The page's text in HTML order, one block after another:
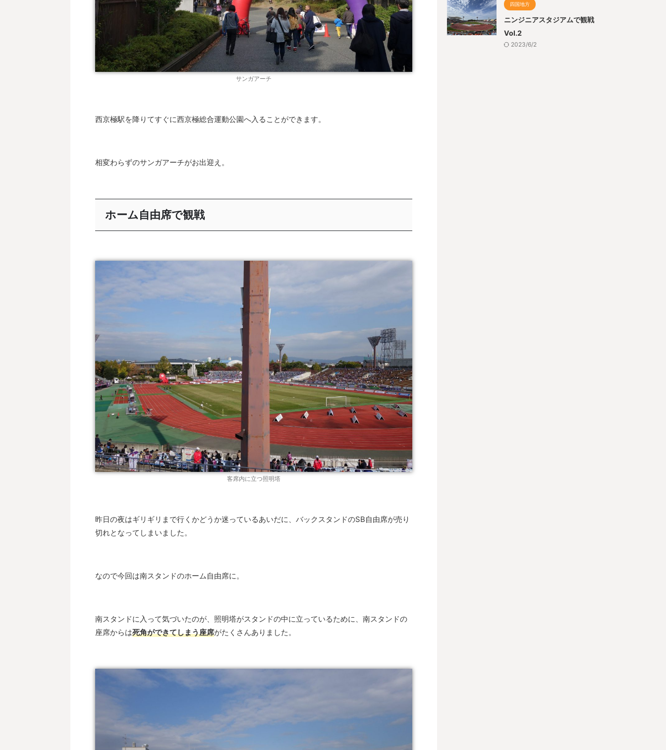
サンガアーチ
西京極駅を降りてすぐに西京極総合運動公園へ入ることができます。
相変わらずのサンガアーチがお出迎え。
ホーム自由席で観戦
客席内に立つ照明塔
昨日の夜はギリギリまで行くかどうか迷っているあいだに、バックスタンドのSB自由席が売り
切れとなってしまいました。
なので今回は南スタンドのホーム自由席に。
南スタンドに入って気づいたのが、照明塔がスタンドの中に立っているために、南スタンドの
座席からは死角ができてしまう座席がたくさんありました。
四国地方
ニンジニアスタジアムで観戦
Vol.2
2023/6/2